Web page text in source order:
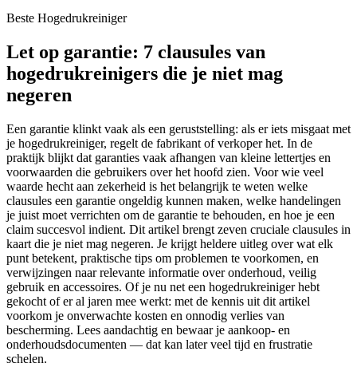
Beste Hogedrukreiniger
Let op garantie: 7 clausules van
hogedrukreinigers die je niet mag
negeren
Een garantie klinkt vaak als een geruststelling: als er iets misgaat met
je hogedrukreiniger, regelt de fabrikant of verkoper het. In de
praktijk blijkt dat garanties vaak afhangen van kleine lettertjes en
voorwaarden die gebruikers over het hoofd zien. Voor wie veel
waarde hecht aan zekerheid is het belangrijk te weten welke
clausules een garantie ongeldig kunnen maken, welke handelingen
je juist moet verrichten om de garantie te behouden, en hoe je een
claim succesvol indient. Dit artikel brengt zeven cruciale clausules in
kaart die je niet mag negeren. Je krijgt heldere uitleg over wat elk
punt betekent, praktische tips om problemen te voorkomen, en
verwijzingen naar relevante informatie over onderhoud, veilig
gebruik en accessoires. Of je nu net een hogedrukreiniger hebt
gekocht of er al jaren mee werkt: met de kennis uit dit artikel
voorkom je onverwachte kosten en onnodig verlies van
bescherming. Lees aandachtig en bewaar je aankoop- en
onderhoudsdocumenten — dat kan later veel tijd en frustratie
schelen.